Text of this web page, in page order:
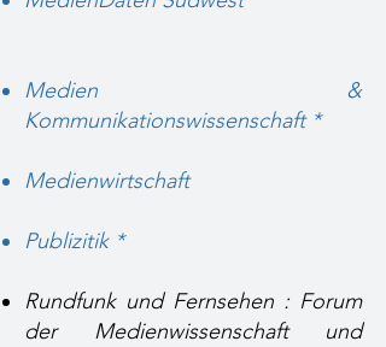
Medien &
Kommunikationswissenschaft *
Medienwirtschaft
Publizitik *
Rundfunk und Fernsehen : Forum
der Medienwissenschaft und